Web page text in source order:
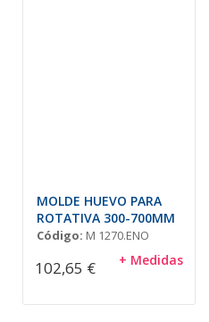
MOLDE HUEVO PARA
ROTATIVA 300-700MM
Código: M 1270.ENO
102,65 € + Medidas